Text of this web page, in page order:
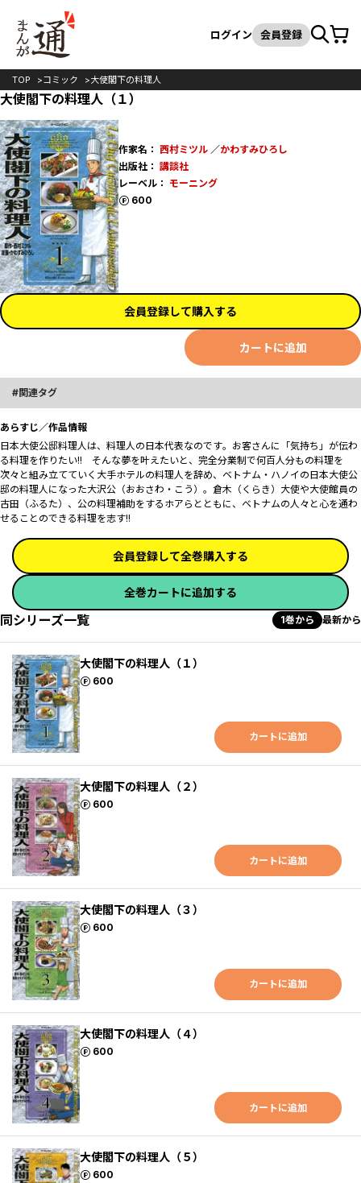
検索
ログイン 会員登録カート
TOP コミック 大使閣下の料理人
大使閣下の料理人（１）
作家名： 西村ミツル／かわすみひろし
出版社： 講談社
レーベル： モーニング
600
ポイント
会員登録して購入する
カートに追加
関連タグ
あらすじ／作品情報
日本大使公邸料理人は、料理人の日本代表なのです――。お客さんに「気持ち」が伝わ
る料理を作りたい!! そんな夢を叶えたいと、完全分業制で何百人分もの料理を
次々と組み立てていく大手ホテルの料理人を辞め、ベトナム・ハノイの日本大使公
邸の料理人になった大沢公（おおさわ・こう）。倉木（くらき）大使や大使館員の
古田（ふるた）、公の料理補助をするホアらとともに、ベトナムの人々と心を通わ
せることのできる料理を志す!!
会員登録して全巻購入する
全巻カートに追加する
同シリーズ一覧 1巻から 最新から
大使閣下の料理人（１）
600
ポイント
カートに追加
大使閣下の料理人（２）
600
ポイント
カートに追加
大使閣下の料理人（３）
600
ポイント
カートに追加
大使閣下の料理人（４）
600
ポイント
カートに追加
大使閣下の料理人（５）
600
ポイント